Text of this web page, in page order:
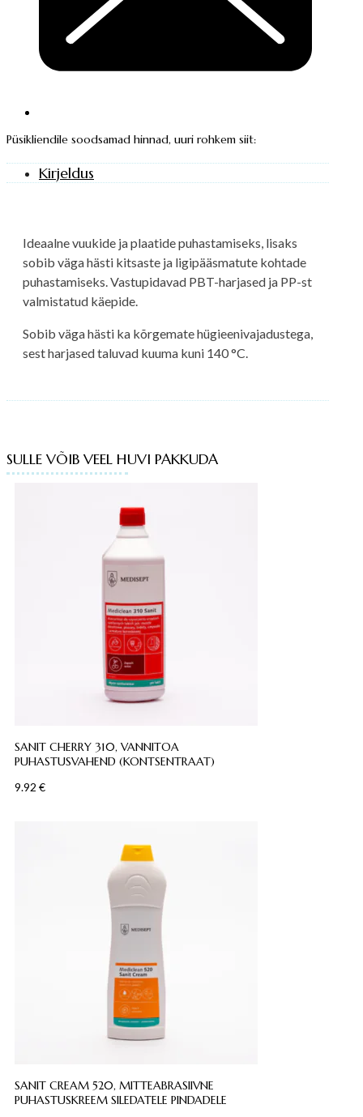
Püsikliendile soodsamad hinnad, uuri rohkem siit:
Kirjeldus
Ideaalne vuukide ja plaatide puhastamiseks, lisaks
sobib väga hästi kitsaste ja ligipääsmatute kohtade
puhastamiseks. Vastupidavad PBT-harjased ja PP-st
valmistatud käepide.
Sobib väga hästi ka kõrgemate hügieenivajadustega,
sest harjased taluvad kuuma kuni 140 °C.
SULLE VÕIB VEEL HUVI PAKKUDA
SANIT CHERRY 310, VANNITOA
PUHASTUSVAHEND (KONTSENTRAAT)
9.92 €
SANIT CREAM 520, MITTEABRASIIVNE
PUHASTUSKREEM SILEDATELE PINDADELE